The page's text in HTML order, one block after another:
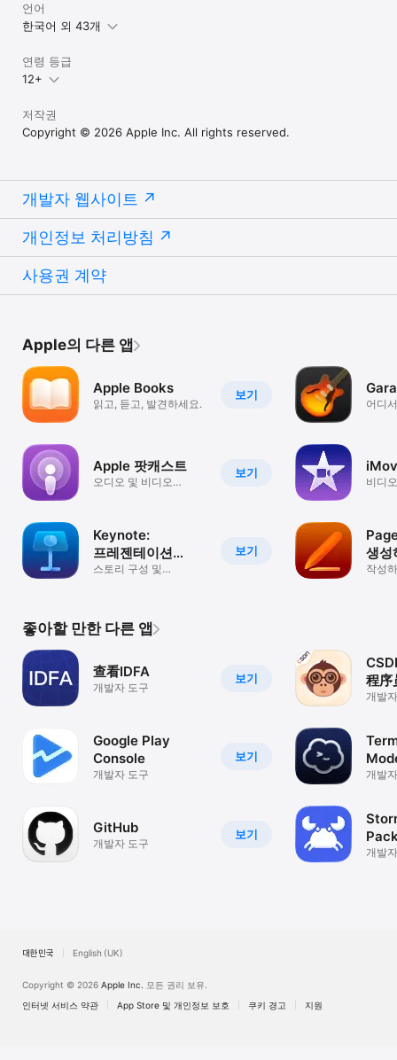
언어
한국어 외 43개
연령 등급
12+
저작권
Copyright © 2026 Apple Inc. All rights reserved.
개발자 웹사이트
개인정보 처리방침
사용권 계약
Apple의 다른 앱
보기
Apple Books
읽고, 듣고, 발견하세요.
보기
Apple 팟캐스트
오디오 및 비디오
보기
Keynote:
프레젠테이션
디자인하기
스토리 구성 및
어디
비디
생성
작성
좋아할 만한 다른 앱
보기
查看IDFA
개발자 도구
보기
Google Play
Console
개발자 도구
보기
GitHub
개발자 도구
程序
交友
개발
개발
개발
대한민국 English (UK)
Copyright © 2026 Apple Inc.
모든 권리 보유.
인터넷 서비스 약관
App Store 및 개인정보 보호 쿠키 경고 지원